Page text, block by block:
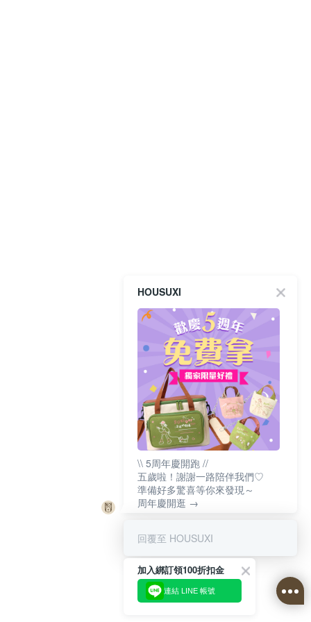
HOUSUXI
\\ 5周年慶開跑 //
五歲啦！謝謝一路陪伴我們♡
準備好多驚喜等你來發現～
周年慶開逛 →
回覆至 HOUSUXI
加入綁訂領100折扣金
連結 LINE 帳號